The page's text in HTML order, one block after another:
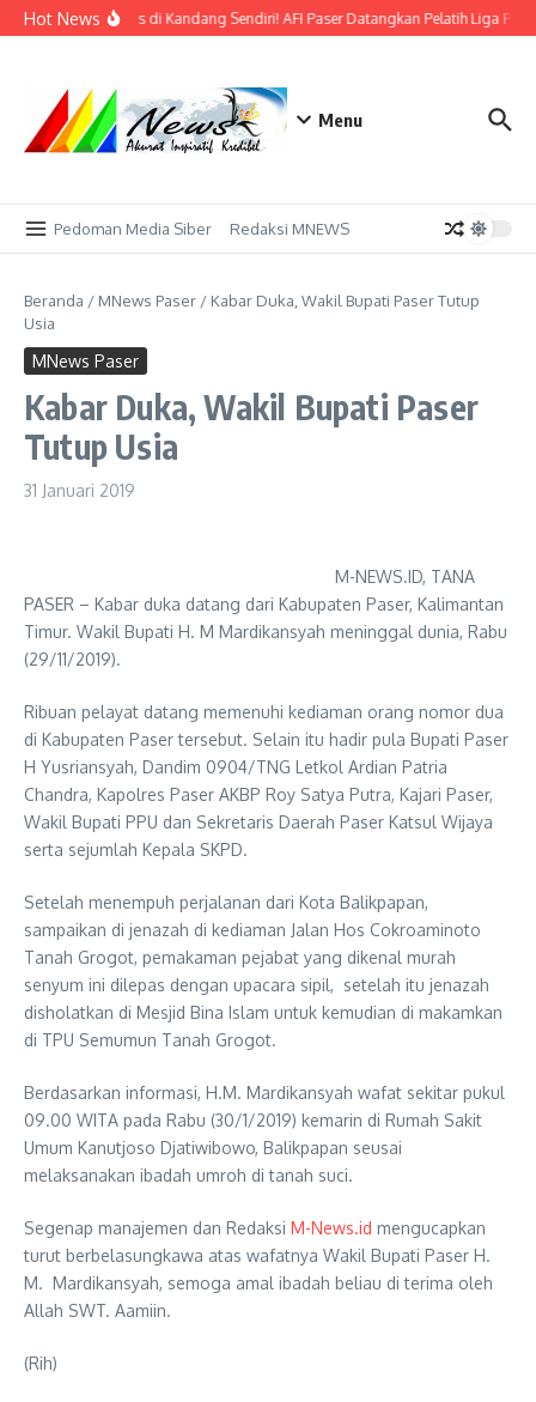
Lewati ke konten
Hot NewsBidik Emas di Kandang Sendiri! AFI Paser Datangkan Pelatih Liga
Menu
Pedoman Media Siber Redaksi MNEWS
Beranda / MNews Paser / Kabar Duka, Wakil Bupati Paser Tutup
Usia
MNews Paser
Kabar Duka, Wakil Bupati Paser
Tutup Usia
31 Januari 2019
M-NEWS.ID, TANA
PASER – Kabar duka datang dari Kabupaten Paser, Kalimantan
Timur. Wakil Bupati H. M Mardikansyah meninggal dunia, Rabu
(29/11/2019).
Ribuan pelayat datang memenuhi kediaman orang nomor dua
di Kabupaten Paser tersebut. Selain itu hadir pula Bupati Paser
H Yusriansyah, Dandim 0904/TNG Letkol Ardian Patria
Chandra, Kapolres Paser AKBP Roy Satya Putra, Kajari Paser,
Wakil Bupati PPU dan Sekretaris Daerah Paser Katsul Wijaya
serta sejumlah Kepala SKPD.
Setelah menempuh perjalanan dari Kota Balikpapan,
sampaikan di jenazah di kediaman Jalan Hos Cokroaminoto
Tanah Grogot, pemakaman pejabat yang dikenal murah
senyum ini dilepas dengan upacara sipil, setelah itu jenazah
disholatkan di Mesjid Bina Islam untuk kemudian di makamkan
di TPU Semumun Tanah Grogot.
Berdasarkan informasi, H.M. Mardikansyah wafat sekitar pukul
09.00 WITA pada Rabu (30/1/2019) kemarin di Rumah Sakit
Umum Kanutjoso Djatiwibowo, Balikpapan seusai
melaksanakan ibadah umroh di tanah suci.
Segenap manajemen dan Redaksi M-News.id mengucapkan
turut berbelasungkawa atas wafatnya Wakil Bupati Paser H.
M. Mardikansyah, semoga amal ibadah beliau di terima oleh
Allah SWT. Aamiin.
(Rih)